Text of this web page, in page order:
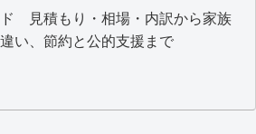
見積もり・相場・内訳から家族
い、節約と公的支援まで